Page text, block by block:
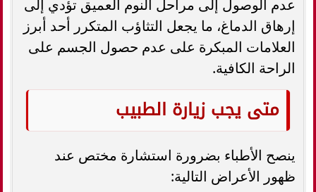
عدم الوصول إلى مراحل النوم العميق تؤدي إلى
إرهاق الدماغ، ما يجعل التثاؤب المتكرر أحد أبرز
العلامات المبكرة على عدم حصول الجسم على
الراحة الكافية.
متى يجب زيارة الطبيب
ينصح الأطباء بضرورة استشارة مختص عند
ظهور الأعراض التالية: